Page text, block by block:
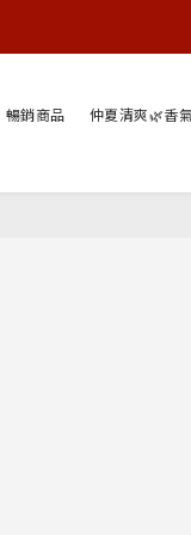
暢銷商品 仲夏清爽🌿香